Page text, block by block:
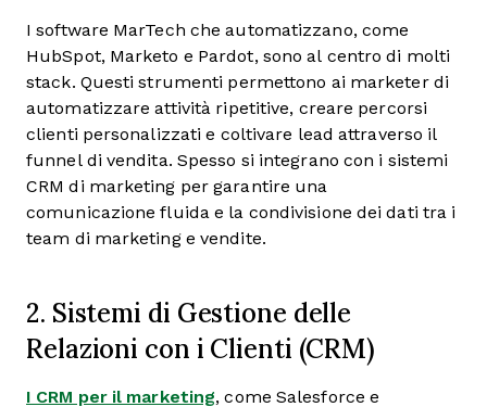
I software MarTech che automatizzano, come
HubSpot, Marketo e Pardot, sono al centro di molti
stack. Questi strumenti permettono ai marketer di
automatizzare attività ripetitive, creare percorsi
clienti personalizzati e coltivare lead attraverso il
funnel di vendita. Spesso si integrano con i sistemi
CRM di marketing per garantire una
comunicazione fluida e la condivisione dei dati tra i
team di marketing e vendite.
2. Sistemi di Gestione delle
Relazioni con i Clienti (CRM)
I CRM per il marketing, come Salesforce e